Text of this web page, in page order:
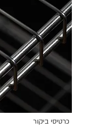
כרטיסי ביקור